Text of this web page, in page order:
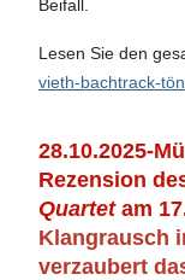
Beifall.
Lesen Sie den
vieth-bachtrack-
28.10.2025-
Rezension
Quartet am
Klangrausch
verzaubert